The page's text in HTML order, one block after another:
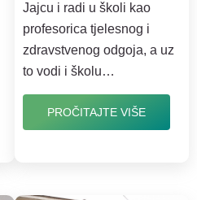
Jajcu i radi u školi kao
profesorica tjelesnog i
zdravstvenog odgoja, a uz
to vodi i školu…
PROČITAJTE VIŠE